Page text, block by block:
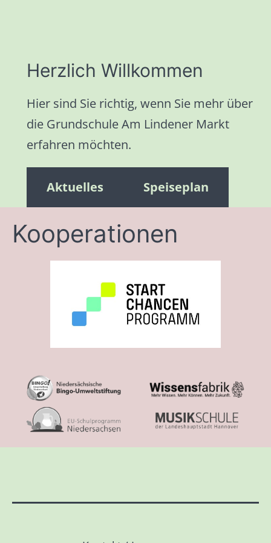
Herzlich Willkommen
Hier sind Sie richtig, wenn Sie mehr über
die Grundschule Am Lindener Markt
erfahren möchten.
Aktuelles Speiseplan
Kooperationen